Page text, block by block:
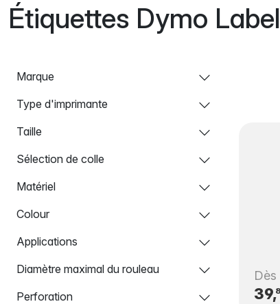
Étiquettes Dymo
Marque
Type d'imprimante
Taille
Sélection de colle
Matériel
Colour
Applications
Diamètre maximal du rouleau
Perforation
Dès
39,